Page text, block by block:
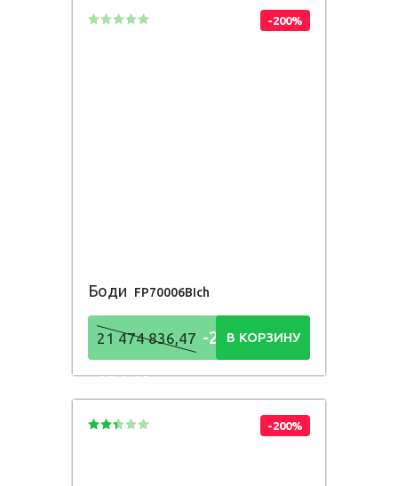
-200%
Боди FP70006BIch
21 474 836,47 -21 474
836,48Р
В КОРЗИНУ
-200%